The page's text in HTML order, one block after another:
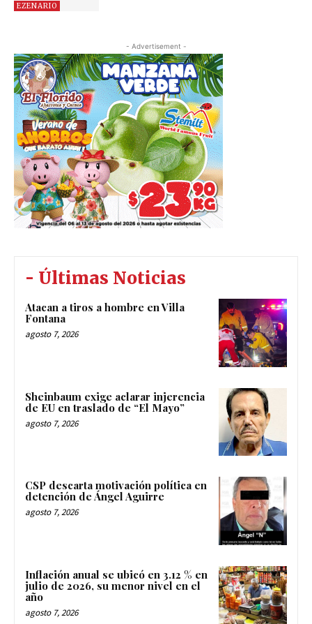
EZENARIO
- Advertisement -
- Últimas Noticias
Atacan a tiros a hombre en Villa
Fontana
agosto 7, 2026
Sheinbaum exige aclarar injerencia
de EU en traslado de “El Mayo”
agosto 7, 2026
CSP descarta motivación política en
detención de Ángel Aguirre
agosto 7, 2026
Inflación anual se ubicó en 3.12 % en
julio de 2026, su menor nivel en el
año
agosto 7, 2026